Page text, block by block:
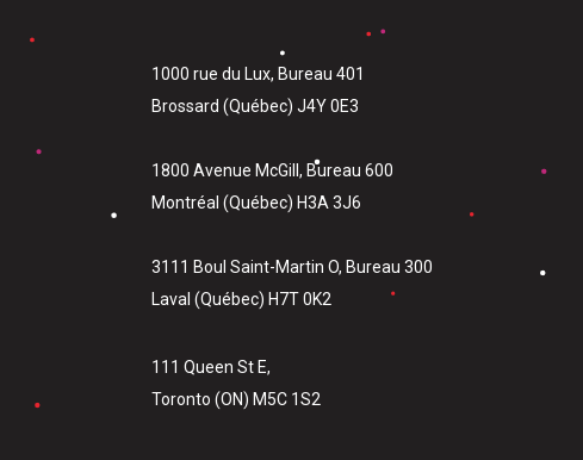
1000 rue du Lux, Bureau 401
Brossard (Québec) J4Y 0E3
1800 Avenue McGill, Bureau 600
Montréal (Québec) H3A 3J6
3111 Boul Saint-Martin O, Bureau 300
Laval (Québec) H7T 0K2
111 Queen St E,
Toronto (ON) M5C 1S2